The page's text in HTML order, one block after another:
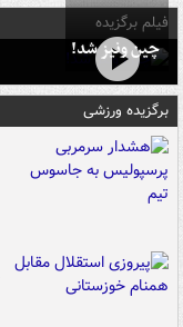
فیلم برگزیده
چین ونیز شد!
برگزیده ورزشی